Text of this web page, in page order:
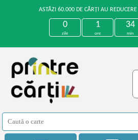
ASTĂZI 60.000 DE CĂRȚI AU
0
zile
1
ore
34
min